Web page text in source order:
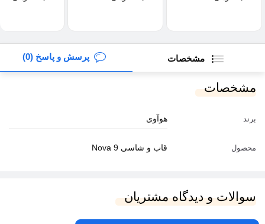
مشخصات پرسش و پاسخ (0)
مشخصات
برند هوآوی
محصول قاب و شاسی Nova 9
سوالات و دیدگاه مشتریان